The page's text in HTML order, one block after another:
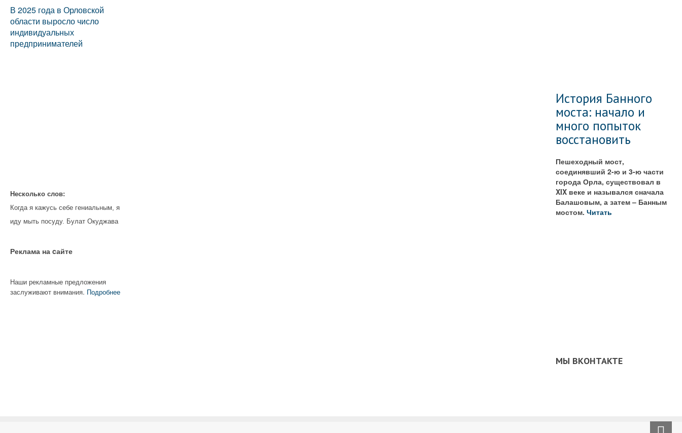
В 2025 года в Орловской
области выросло число
индивидуальных
предпринимателей
Несколько слов:
Когда я кажусь себе гениальным, я
иду мыть посуду. Булат Окуджава
Реклама на cайте
Наши рекламные предложения
заслуживают внимания. Подробнее
История Банного
моста: начало и
много попыток
восстановить
Пешеходный мост,
соединявший 2-ю и 3-ю части
города Орла, существовал в
XIX веке и назывался сначала
Балашовым, а затем – Банным
мостом.Читать
МЫ ВКОНТАКТЕ